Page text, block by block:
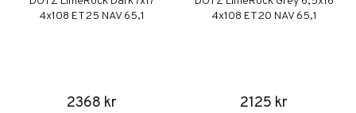
4x108 ET25 NAV 65,1
2368 kr
4x108 ET20 NAV 65,1
2125 kr